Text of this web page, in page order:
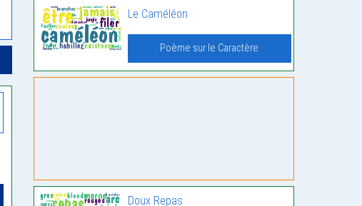
Le Caméléon
Poème sur le Caractère
Doux Repas